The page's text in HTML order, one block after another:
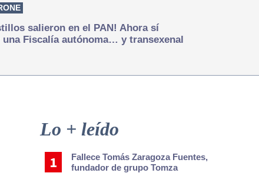
salieron en el PAN! Ahora sí
una Fiscalía autónoma… y transexenal
Sidebar
Lo + leído
Fallece Tomás Zaragoza Fuentes,
fundador de grupo Tomza